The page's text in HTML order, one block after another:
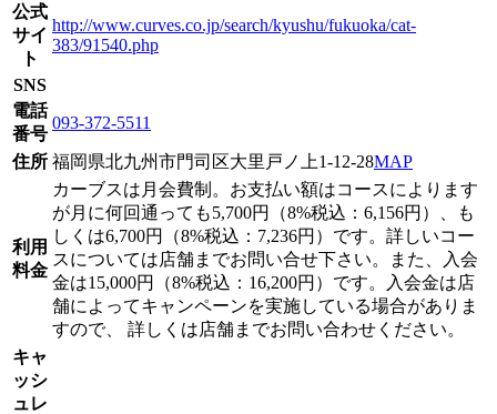
公式
サイ
ト
http://www.curves.co.jp/search/kyushu/fukuoka/cat-
383/91540.php
SNS
電話
番号
093-372-5511
住所 福岡県北九州市門司区大里戸ノ上1-12-28MAP
利用
料金
カーブスは月会費制。お支払い額はコースによります
が月に何回通っても5,700円（8%税込：6,156円）、も
しくは6,700円（8%税込：7,236円）です。詳しいコー
スについては店舗までお問い合せ下さい。また、入会
金は15,000円（8%税込：16,200円）です。入会金は店
舗によってキャンペーンを実施している場合がありま
すので、 詳しくは店舗までお問い合わせください。
キャ
ッシ
ュレ